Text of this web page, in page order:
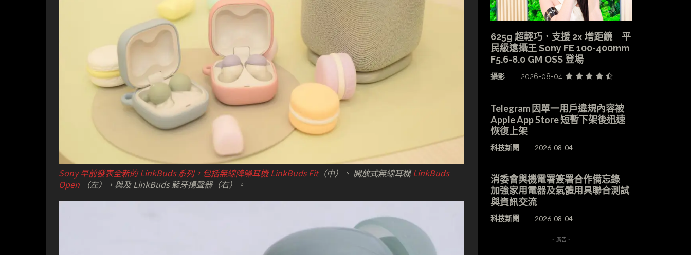
Sony 早前發表全新的 LinkBuds 系列，包括無線降噪耳機LinkBuds Fit（中）、 開放式無線耳機LinkBuds
Open （左），與及 LinkBuds 藍牙揚聲器（右）。
625g 超輕巧．支援 2x 增距鏡 平
民級遠攝王 Sony FE 100-400mm
F5.6-8.0 GM OSS 登場
攝影 2026-08-04
Telegram 因單一用戶違規內容被
Apple App Store 短暫下架後迅速
恢復上架
科技新聞 2026-08-04
消委會與機電署簽署合作備忘錄
加強家用電器及氣體用具聯合測試
與資訊交流
科技新聞 2026-08-04
- 廣告 -